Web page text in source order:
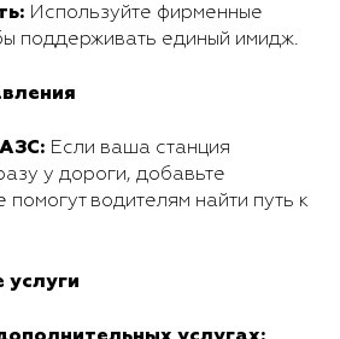
Используйте фирменные
поддерживать единый имидж.
Если ваша станция
у дороги, добавьте
помогут водителям найти путь к